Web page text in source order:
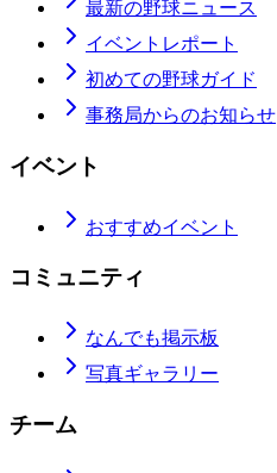
最新の野球ニュース
イベントレポート
初めての野球ガイド
事務局からのお知らせ
イベント
おすすめイベント
コミュニティ
なんでも掲示板
写真ギャラリー
チーム